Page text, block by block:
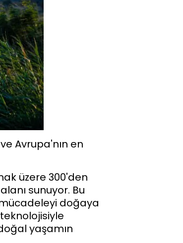
Avrupa'nın en
üzere 300'den
sunuyor. Bu
doğaya
yaşamın